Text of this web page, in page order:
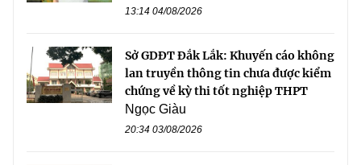
13:14 04/08/2026
Sở GDĐT Đắk Lắk: Khuyến cáo không
lan truyền thông tin chưa được kiểm
chứng về kỳ thi tốt nghiệp THPT
Ngọc Giàu
20:34 03/08/2026